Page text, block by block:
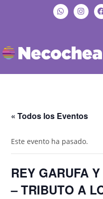
« Todos los Eventos
Este evento ha pasado.
REY GARUFA
– TRIBUTO A